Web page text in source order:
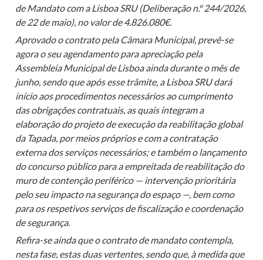
de Mandato com a Lisboa SRU (Deliberação n.º 244/2026,
de 22 de maio), no valor de 4.826.080€.
Aprovado o contrato pela Câmara Municipal, prevê-se
agora o seu agendamento para apreciação pela
Assembleia Municipal de Lisboa ainda durante o mês de
junho, sendo que após esse trâmite, a Lisboa SRU dará
início aos procedimentos necessários ao cumprimento
das obrigações contratuais, as quais integram a
elaboração do projeto de execução da reabilitação global
da Tapada, por meios próprios e com a contratação
externa dos serviços necessários; e também o lançamento
do concurso público para a empreitada de reabilitação do
muro de contenção periférico — intervenção prioritária
pelo seu impacto na segurança do espaço —, bem como
para os respetivos serviços de fiscalização e coordenação
de segurança.
Refira-se ainda que o contrato de mandato contempla,
nesta fase, estas duas vertentes, sendo que, à medida que